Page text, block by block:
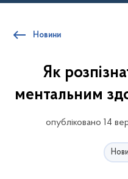
Новини
Як
ментальним
опубліковано 14